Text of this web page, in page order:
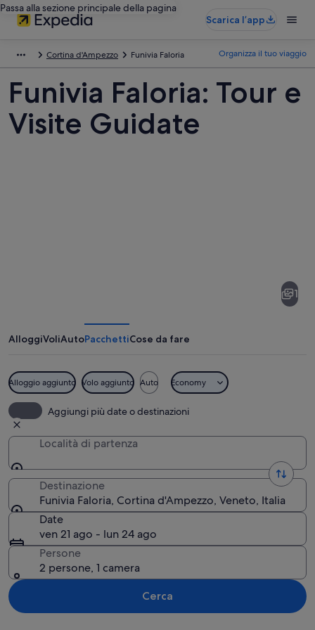
Passa alla sezione principale della pagina
Scarica l’app
Cortina d'Ampezzo Funivia Faloria Organizza il tuo viaggio
Funivia Faloria: Tour e
Visite Guidate
1
AlloggiVoliAutoPacchettiCose da fare
Alloggio aggiunto Volo aggiunto Auto Economy
Aggiungi più date o destinazioni
Località di partenza
Destinazione
Funivia Faloria, Cortina d'Ampezzo, Veneto, Italia
Date
ven 21 ago - lun 24 ago
Persone
2 persone, 1 camera
Cerca